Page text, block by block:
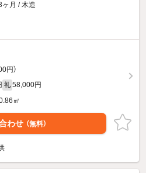
月 / 木造
円）
礼 58,000円
㎡
わせ （無料）